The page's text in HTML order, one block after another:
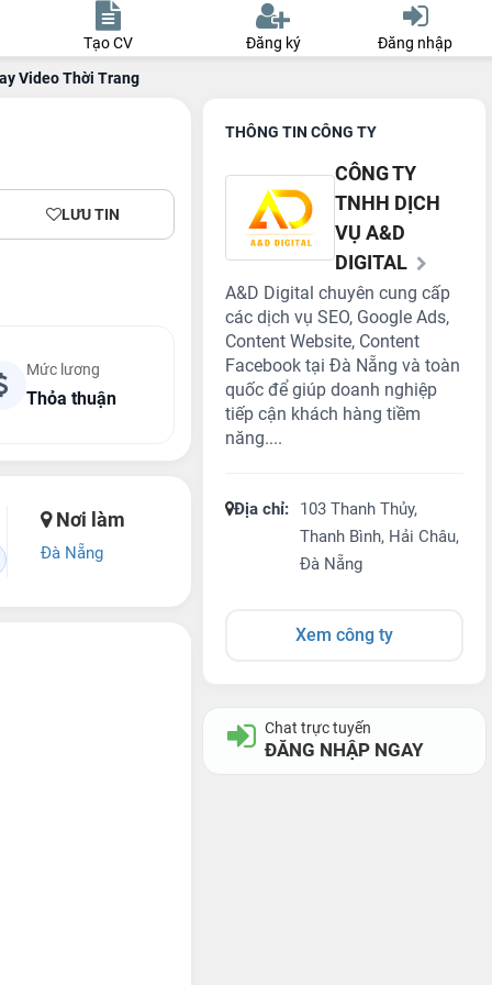
Tạo CV Đăng ký
Đăng nhập
Video Thời Trang
LƯU TIN
Mức lương
Thỏa thuận
Nơi làm
Đà Nẵng
THÔNG TIN CÔNG TY
CÔNG TY
TNHH DỊCH
VỤ A&D
DIGITAL
A&D Digital chuyên cung cấp
các dịch vụ SEO, Google Ads,
Content Website, Content
Facebook tại Đà Nẵng và toàn
quốc để giúp doanh nghiệp
tiếp cận khách hàng tiềm
năng....
Địa chỉ:
103 Thanh Thủy,
Thanh Bình, Hải Châu,
Đà Nẵng
Xem công ty
Chat trực tuyến
ĐĂNG NHẬP NGAY